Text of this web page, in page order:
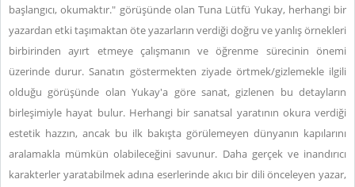
başlangıcı, okumaktır." görüşünde olan Tuna Lütfü Yukay, herhangi bir
yazardan etki taşımaktan öte yazarların verdiği doğru ve yanlış örnekleri
birbirinden ayırt etmeye çalışmanın ve öğrenme sürecinin önemi
üzerinde durur. Sanatın göstermekten ziyade örtmek/gizlemekle ilgili
olduğu görüşünde olan Yukay'a göre sanat, gizlenen bu detayların
birleşimiyle hayat bulur. Herhangi bir sanatsal yaratının okura verdiği
estetik hazzın, ancak bu ilk bakışta görülemeyen dünyanın kapılarını
aralamakla mümkün olabileceğini savunur. Daha gerçek ve inandırıcı
karakterler yaratabilmek adına eserlerinde akıcı bir dili önceleyen yazar,